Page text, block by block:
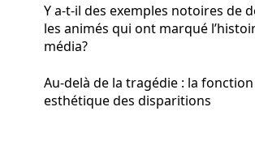
Y a-t-il des exemples notoires de
les animés qui ont marqué
média?
Au‑delà de la tragédie : la
esthétique des disparitions